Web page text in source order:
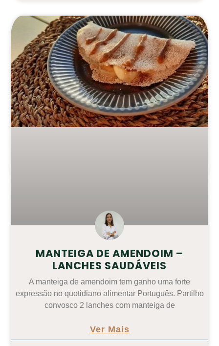
MANTEIGA DE AMENDOIM –
LANCHES SAUDÁVEIS
A manteiga de amendoim tem ganho uma forte
expressão no quotidiano alimentar Português. Partilho
convosco 2 lanches com manteiga de
Ver Mais